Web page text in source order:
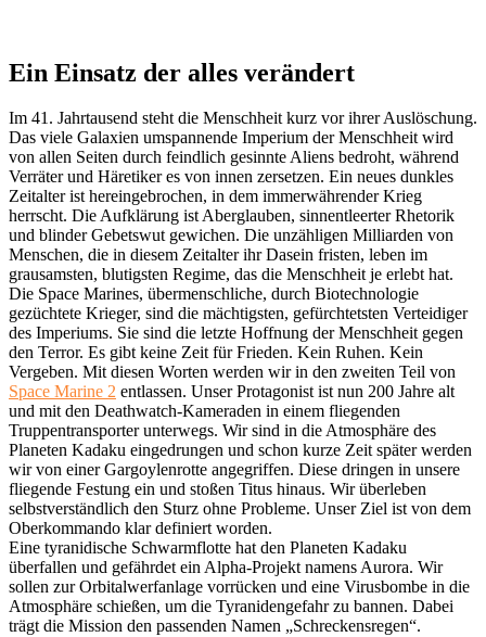
Ein Einsatz der alles verändert
Im 41. Jahrtausend steht die Menschheit kurz vor ihrer Auslöschung.
Das viele Galaxien umspannende Imperium der Menschheit wird
von allen Seiten durch feindlich gesinnte Aliens bedroht, während
Verräter und Häretiker es von innen zersetzen. Ein neues dunkles
Zeitalter ist hereingebrochen, in dem immerwährender Krieg
herrscht. Die Aufklärung ist Aberglauben, sinnentleerter Rhetorik
und blinder Gebetswut gewichen. Die unzähligen Milliarden von
Menschen, die in diesem Zeitalter ihr Dasein fristen, leben im
grausamsten, blutigsten Regime, das die Menschheit je erlebt hat.
Die Space Marines, übermenschliche, durch Biotechnologie
gezüchtete Krieger, sind die mächtigsten, gefürchtetsten Verteidiger
des Imperiums. Sie sind die letzte Hoffnung der Menschheit gegen
den Terror. Es gibt keine Zeit für Frieden. Kein Ruhen. Kein
Vergeben. Mit diesen Worten werden wir in den zweiten Teil von
Space Marine 2 entlassen. Unser Protagonist ist nun 200 Jahre alt
und mit den Deathwatch-Kameraden in einem fliegenden
Truppentransporter unterwegs. Wir sind in die Atmosphäre des
Planeten Kadaku eingedrungen und schon kurze Zeit später werden
wir von einer Gargoylenrotte angegriffen. Diese dringen in unsere
fliegende Festung ein und stoßen Titus hinaus. Wir überleben
selbstverständlich den Sturz ohne Probleme. Unser Ziel ist von dem
Oberkommando klar definiert worden.
Eine tyranidische Schwarmflotte hat den Planeten Kadaku
überfallen und gefährdet ein Alpha-Projekt namens Aurora. Wir
sollen zur Orbitalwerfanlage vorrücken und eine Virusbombe in die
Atmosphäre schießen, um die Tyranidengefahr zu bannen. Dabei
trägt die Mission den passenden Namen „Schreckensregen“.